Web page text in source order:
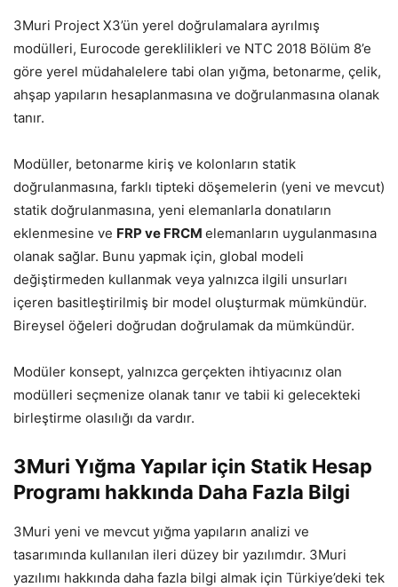
3Muri Project X3’ün yerel doğrulamalara ayrılmış
modülleri, Eurocode gereklilikleri ve NTC 2018 Bölüm 8’e
göre yerel müdahalelere tabi olan yığma, betonarme, çelik,
ahşap yapıların hesaplanmasına ve doğrulanmasına olanak
tanır.
Modüller, betonarme kiriş ve kolonların statik
doğrulanmasına, farklı tipteki döşemelerin (yeni ve mevcut)
statik doğrulanmasına, yeni elemanlarla donatıların
eklenmesine ve FRP ve FRCM elemanların uygulanmasına
olanak sağlar. Bunu yapmak için, global modeli
değiştirmeden kullanmak veya yalnızca ilgili unsurları
içeren basitleştirilmiş bir model oluşturmak mümkündür.
Bireysel öğeleri doğrudan doğrulamak da mümkündür.
Modüler konsept, yalnızca gerçekten ihtiyacınız olan
modülleri seçmenize olanak tanır ve tabii ki gelecekteki
birleştirme olasılığı da vardır.
3Muri Yığma Yapılar için Statik Hesap
Programı hakkında Daha Fazla Bilgi
3Muri yeni ve mevcut yığma yapıların analizi ve
tasarımında kullanılan ileri düzey bir yazılımdır. 3Muri
yazılımı hakkında daha fazla bilgi almak için Türkiye’deki tek